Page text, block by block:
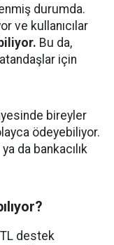
durumda.
ve kullanıcılar
Bu da,
için
bireyler
ödeyebiliyor.
da bankacılık
TL destek